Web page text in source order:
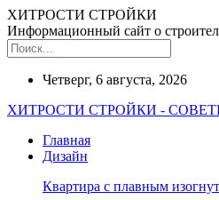
ХИТРОСТИ СТРОЙКИ
Информационный сайт о
Четверг, 6 августа, 2026
ХИТРОСТИ СТРОЙКИ -
Главная
Дизайн
Квартира с плавным